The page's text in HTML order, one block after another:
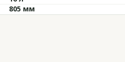
805 мм